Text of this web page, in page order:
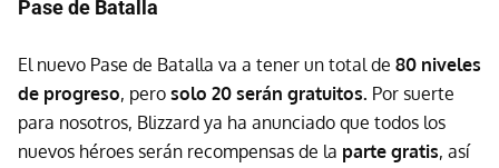
Pase de Batalla
El nuevo Pase de Batalla va a tener un total de 80 niveles
de progreso, pero solo 20 serán gratuitos. Por suerte
para nosotros, Blizzard ya ha anunciado que todos los
nuevos héroes serán recompensas de la parte gratis, así